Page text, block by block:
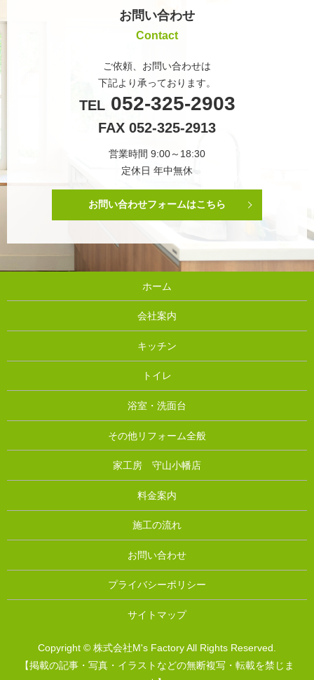
お問い合わせ
Contact
ご依頼、お問い合わせは
下記より承っております。
TEL052-325-2903
FAX 052-325-2913
営業時間 9:00～18:30
定休日 年中無休
お問い合わせフォームはこちら
ホーム
会社案内
キッチン
トイレ
浴室・洗面台
その他リフォーム全般
家工房 守山小幡店
料金案内
施工の流れ
お問い合わせ
プライバシーポリシー
サイトマップ
Copyright © 株式会社M's Factory All Rights Reserved.
【掲載の記事・写真・イラストなどの無断複写・転載を禁じま